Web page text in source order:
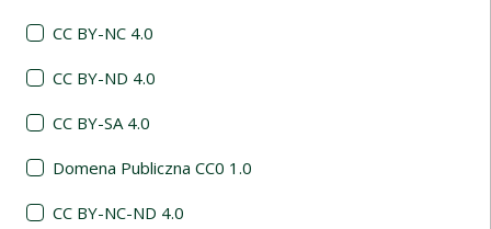
CC BY-NC 4.0
CC BY-ND 4.0
CC BY-SA 4.0
Domena Publiczna CC0 1.0
CC BY-NC-ND 4.0